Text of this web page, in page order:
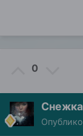
0
Снежка